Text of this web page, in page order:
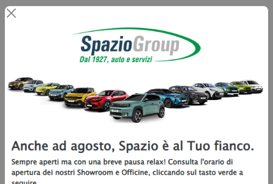
Hai un usato da permutare? Clicca qui!